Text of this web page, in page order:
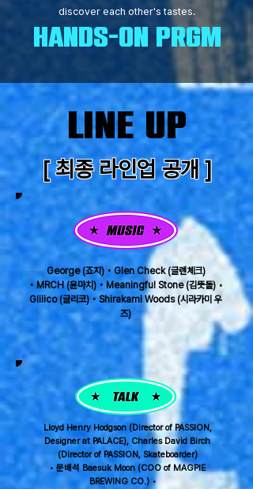
discover each other's tastes.
hands-on prgm
LINE UP
[ 최종 라인업 공개 ]
George (죠지) • Glen Check (글렌체크)
• MRCH (윤마치) • Meaningful Stone (김뜻돌) •
Gliiico (글리코) • Shirakami Woods (시라카미 우
즈)
Lloyd Henry Hodgson (Director of PASSION,
Designer at PALACE), Charles David Birch
(Director of PASSION, Skateboarder)
• 문배석 Baesuk Moon (COO of MAGPIE
BREWING CO.) •